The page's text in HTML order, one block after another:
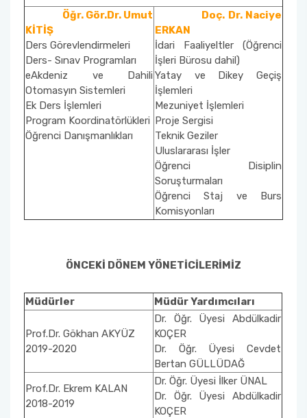
Öğr. Gör.Dr. Umut
KİTİŞ
Ders Görevlendirmeleri
Ders- Sınav Programları
eAkdeniz ve Dahili
Otomasyın Sistemleri
Ek Ders İşlemleri
Program Koordinatörlükleri
Öğrenci Danışmanlıkları
Doç. Dr. Naciye
ERKAN
İdari Faaliyeltler (Öğrenci
İşleri Bürosu dahil)
Yatay ve Dikey Geçiş
İşlemleri
Mezuniyet İşlemleri
Proje Sergisi
Teknik Geziler
Uluslararası İşler
Öğrenci Disiplin
Soruşturmaları
Öğrenci Staj ve Burs
Komisyonları
ÖNCEKİ DÖNEM YÖNETİCİLERİMİZ
Müdürler Müdür Yardımcıları
Prof.Dr. Gökhan AKYÜZ
2019-2020
Dr. Öğr. Üyesi Abdülkadir
KOÇER
Dr. Öğr. Üyesi Cevdet
Bertan GÜLLÜDAĞ
Prof.Dr. Ekrem KALAN
2018-2019
Dr. Öğr. Üyesi İlker ÜNAL
Dr. Öğr. Üyesi Abdülkadir
KOÇER